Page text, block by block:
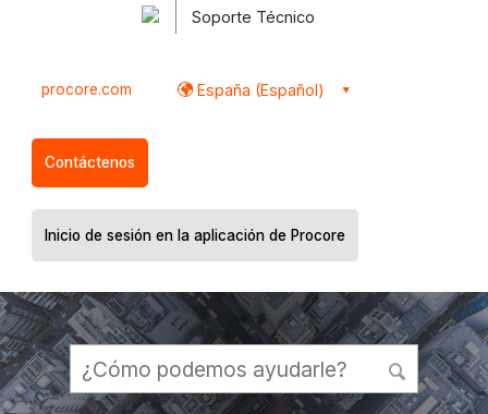
Soporte Técnico
procore.com España (Español)
Contáctenos
Inicio de sesión en la aplicación de Procore